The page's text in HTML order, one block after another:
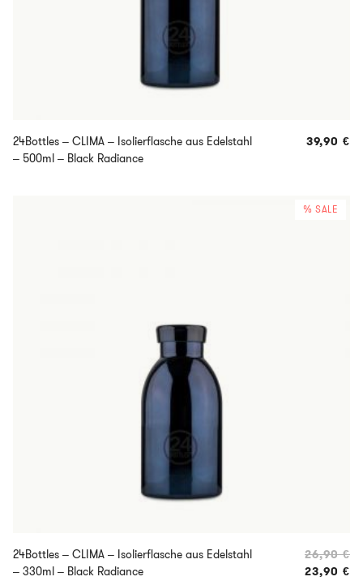
24Bottles – CLIMA – Isolierflasche aus Edelstahl
– 500ml – Black Radiance
39,90 €
% SALE
24Bottles – CLIMA – Isolierflasche aus Edelstahl
– 330ml – Black Radiance
26,90€
23,90 €